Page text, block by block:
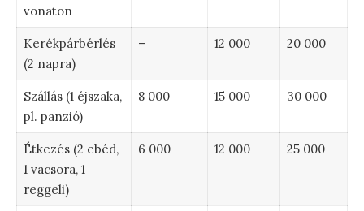
vonaton
Kerékpárbérlés
(2 napra)
– 12 000 20 000
Szállás (1 éjszaka,
pl. panzió)
8 000 15 000 30 000
Étkezés (2 ebéd,
1 vacsora, 1
reggeli)
6 000 12 000 25 000